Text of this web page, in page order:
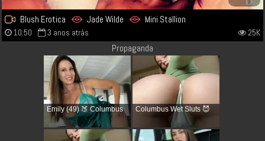
Blush Erotica Jade Wilde Mini Stallion
10:50 3 anos atrás 25K
Propaganda
Emily (49) 🍑 Columbus Columbus Wet Sluts 😈